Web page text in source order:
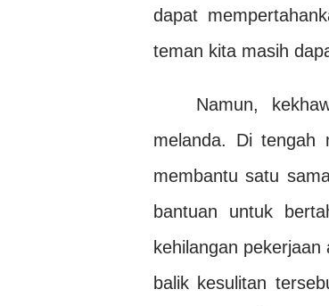
dapat
teman kita masih
Namun,
melanda. Di tengah
membantu satu
bantuan untuk
kehilangan
balik kesulitan